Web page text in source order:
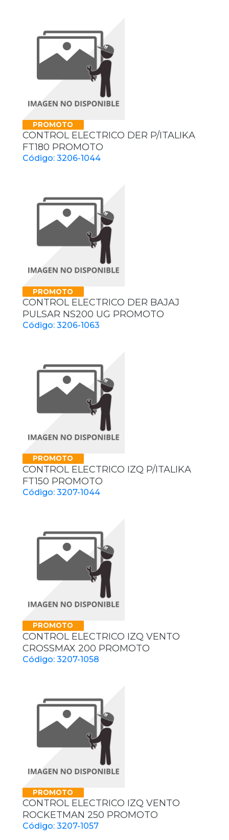
PROMOTO
CONTROL ELECTRICO DER P/ITALIKA
FT180 PROMOTO
Código: 3206-1044
PROMOTO
CONTROL ELECTRICO DER BAJAJ
PULSAR NS200 UG PROMOTO
Código: 3206-1063
PROMOTO
CONTROL ELECTRICO IZQ P/ITALIKA
FT150 PROMOTO
Código: 3207-1044
PROMOTO
CONTROL ELECTRICO IZQ VENTO
CROSSMAX 200 PROMOTO
Código: 3207-1058
PROMOTO
CONTROL ELECTRICO IZQ VENTO
ROCKETMAN 250 PROMOTO
Código: 3207-1057